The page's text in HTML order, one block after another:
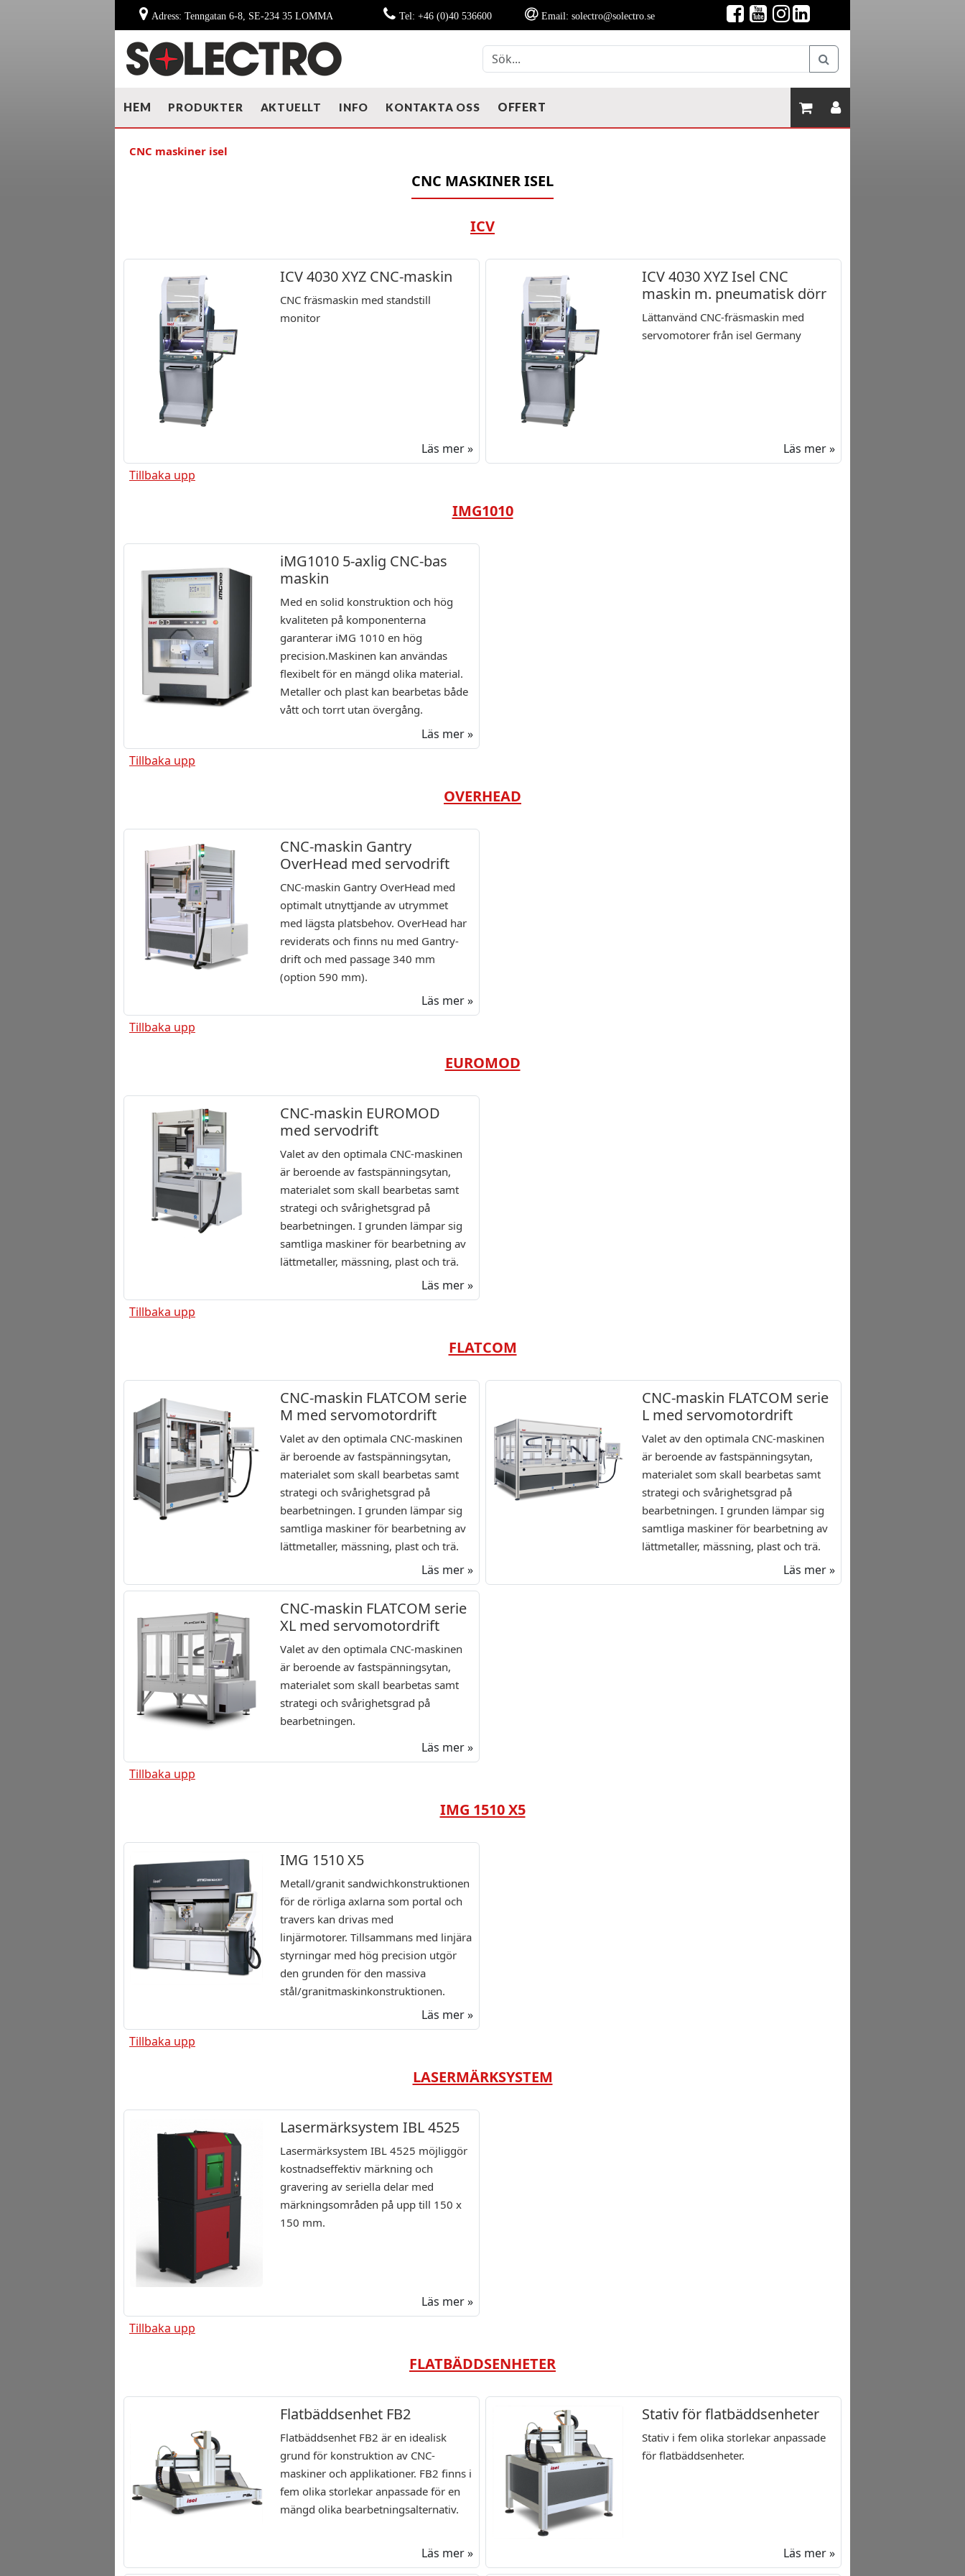
Adress: Tenngatan 6-8, SE-234 35 LOMMA Tel: +46 (0)40 536600 Email: solectro@solectro.se
HEM PRODUKTER AKTUELLT INFO KONTAKTA OSS OFFERT
CNC maskiner isel
CNC MASKINER ISEL
ICV
ICV 4030 XYZ CNC-maskin
CNC fräsmaskin med standstill
monitor
Läs mer »
ICV 4030 XYZ Isel CNC
maskin m. pneumatisk dörr
Lättanvänd CNC-fräsmaskin med
servomotorer från isel Germany
Läs mer »
Tillbaka upp
IMG1010
iMG1010 5-axlig CNC-bas
maskin
Med en solid konstruktion och hög
kvaliteten på komponenterna
garanterar iMG 1010 en hög
precision.Maskinen kan användas
flexibelt för en mängd olika material.
Metaller och plast kan bearbetas både
vått och torrt utan övergång.
Läs mer »
Tillbaka upp
OVERHEAD
CNC-maskin Gantry
OverHead med servodrift
CNC-maskin Gantry OverHead med
optimalt utnyttjande av utrymmet
med lägsta platsbehov. OverHead har
reviderats och finns nu med Gantry-
drift och med passage 340 mm
(option 590 mm).
Läs mer »
Tillbaka upp
EUROMOD
CNC-maskin EUROMOD
med servodrift
Valet av den optimala CNC-maskinen
är beroende av fastspänningsytan,
materialet som skall bearbetas samt
strategi och svårighetsgrad på
bearbetningen. I grunden lämpar sig
samtliga maskiner för bearbetning av
lättmetaller, mässning, plast och trä.
Läs mer »
Tillbaka upp
FLATCOM
CNC-maskin FLATCOM serie
M med servomotordrift
Valet av den optimala CNC-maskinen
är beroende av fastspänningsytan,
materialet som skall bearbetas samt
strategi och svårighetsgrad på
bearbetningen. I grunden lämpar sig
samtliga maskiner för bearbetning av
lättmetaller, mässning, plast och trä.
Läs mer »
CNC-maskin FLATCOM serie
L med servomotordrift
Valet av den optimala CNC-maskinen
är beroende av fastspänningsytan,
materialet som skall bearbetas samt
strategi och svårighetsgrad på
bearbetningen. I grunden lämpar sig
samtliga maskiner för bearbetning av
lättmetaller, mässning, plast och trä.
Läs mer »
CNC-maskin FLATCOM serie
XL med servomotordrift
Valet av den optimala CNC-maskinen
är beroende av fastspänningsytan,
materialet som skall bearbetas samt
strategi och svårighetsgrad på
bearbetningen.
Läs mer »
Tillbaka upp
IMG 1510 X5
IMG 1510 X5
Metall/granit sandwichkonstruktionen
för de rörliga axlarna som portal och
travers kan drivas med
linjärmotorer. Tillsammans med linjära
styrningar med hög precision utgör
den grunden för den massiva
stål/granitmaskinkonstruktionen.
Läs mer »
Tillbaka upp
LASERMÄRKSYSTEM
Lasermärksystem IBL 4525
Lasermärksystem IBL 4525 möjliggör
kostnadseffektiv märkning och
gravering av seriella delar med
märkningsområden på upp till 150 x
150 mm.
Läs mer »
Tillbaka upp
FLATBÄDDSENHETER
Flatbäddsenhet FB2
Flatbäddsenhet FB2 är en idealisk
grund för konstruktion av CNC-
maskiner och applikationer. FB2 finns i
fem olika storlekar anpassade för en
mängd olika bearbetningsalternativ.
Läs mer »
Stativ för flatbäddsenheter
Stativ i fem olika storlekar anpassade
för flatbäddsenheter.
Läs mer »